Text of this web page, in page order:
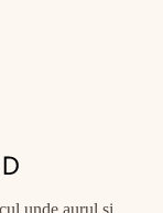
unde aurul și